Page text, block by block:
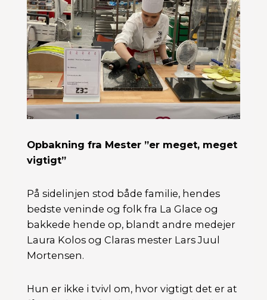
Opbakning fra Mester ”er meget, meget
vigtigt”
På sidelinjen stod både familie, hendes
bedste veninde og folk fra La Glace og
bakkede hende op, blandt andre medejer
Laura Kolos og Claras mester Lars Juul
Mortensen.
Hun er ikke i tvivl om, hvor vigtigt det er at